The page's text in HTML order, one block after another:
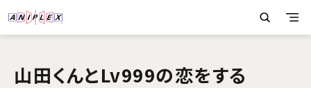
山田くんとLv999の恋をする